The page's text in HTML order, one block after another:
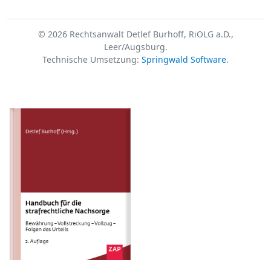
© 2026 Rechtsanwalt Detlef Burhoff, RiOLG a.D.,
Leer/Augsburg.
Technische Umsetzung: Springwald Software.